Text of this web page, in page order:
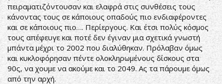
πειραματιζόντουσαν και ελαφρά στις συνθέσεις τους
κάνοντας τους σε κάποιους οπαδούς πιο ενδιαφέροντες
και σε κάποιους πιο…. Περίεργους. Και έτσι πολύς κόσμος
τους απέφευγε και ποτέ δεν έγιναν μια σχετικά γνωστή
μπάντα μέχρι το 2002 που διαλύθηκαν. Πρόλαβαν όμως
και κυκλοφόρησαν πέντε ολοκληρωμένους δίσκους στα
90ς, να χουμε να ακούμε και το 2049. Ας τα πάρουμε όμως
από την αρχή.